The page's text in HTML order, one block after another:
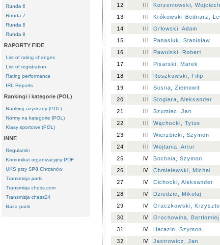
Runda 6
Runda 7
Runda 8
Runda 9
RAPORTY FIDE
List of rating changes
List of registration
Rating performance
IRL Reports
Rankingi i kategorie (POL)
Ranking uzyskany (POL)
Normy na kategorie (POL)
Klasy sportowe (POL)
INNE
Regulamin
Komunikat organizacyjny PDF
UKS przy SP8 Chrzanów
Transmisja partii
Transmisja chess.com
Transmisja chess24
Baza partii
12
III
Korzeniowski, Wojciech
13
III
Krókowski-Bednarz,
14
III
Orłowski, Adam
15
III
Panasiuk, Stanisław
16
III
Pawulski, Robert
17
III
Pisarski, Marek
18
III
Roszkowski, Filip
19
III
Sosna, Ziemowit
20
III
Stogiera, Aleksander
21
III
Szumiec, Jan
22
III
Wąchocki, Tytus
23
III
Wierzbicki, Szymon
24
III
Wojtania, Artur
25
IV
Bochnia, Szymon
26
IV
Chmielewski, Michał
27
IV
Cichocki, Aleksander
28
IV
Dziedzic, Mikołaj
29
IV
Graczkowski,
30
IV
Grochowina, Bartłomiej
31
IV
Harazin, Szymon
32
IV
Jastrowicz, Jan